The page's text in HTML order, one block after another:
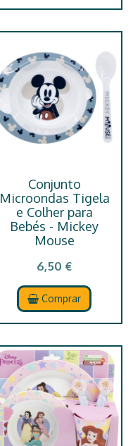
Conjunto
Microondas Tigela
e Colher para
Bebés - Mickey
Mouse
6,50 €
Comprar